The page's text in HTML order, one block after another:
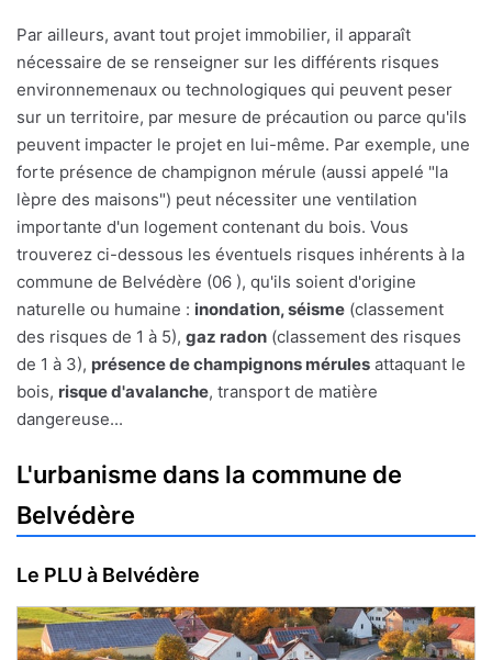
Par ailleurs, avant tout projet immobilier, il apparaît
nécessaire de se renseigner sur les différents risques
environnemenaux ou technologiques qui peuvent peser
sur un territoire, par mesure de précaution ou parce qu'ils
peuvent impacter le projet en lui-même. Par exemple, une
forte présence de champignon mérule (aussi appelé "la
lèpre des maisons") peut nécessiter une ventilation
importante d'un logement contenant du bois. Vous
trouverez ci-dessous les éventuels risques inhérents à la
commune de Belvédère (06 ), qu'ils soient d'origine
naturelle ou humaine : inondation, séisme (classement
des risques de 1 à 5), gaz radon (classement des risques
de 1 à 3), présence de champignons mérules attaquant le
bois, risque d'avalanche, transport de matière
dangereuse...
L'urbanisme dans la commune de
Belvédère
Le PLU à Belvédère